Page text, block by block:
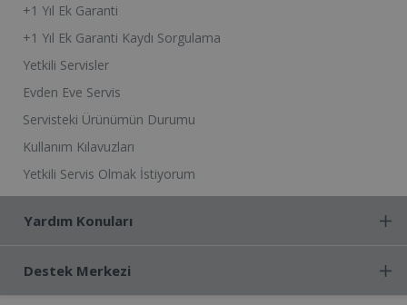
+1 Yıl Ek Garanti
+1 Yıl Ek Garanti Kaydı Sorgulama
Yetkili Servisler
Evden Eve Servis
Servisteki Ürünümün Durumu
Kullanım Kılavuzları
Yetkili Servis Olmak İstiyorum
Yardım Konuları
Destek Merkezi